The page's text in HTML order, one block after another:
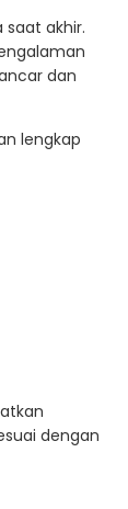
akhir.
dan
lengkap
dengan